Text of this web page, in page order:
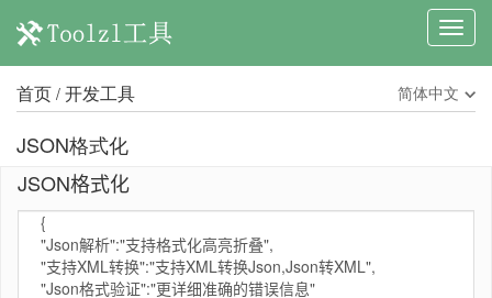
首页 / 开发工具 简体中文
JSON格式化